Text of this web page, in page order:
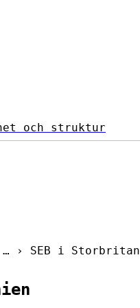
och struktur
› SEB i